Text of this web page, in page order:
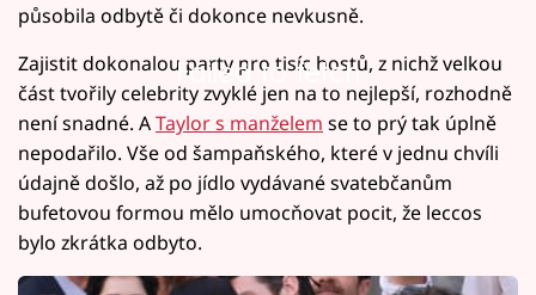
působila odbytě či dokonce nevkusně.
Failed to fetch
Zajistit dokonalou party pro tisíc hostů, z nichž velkou
část tvořily celebrity zvyklé jen na to nejlepší, rozhodně
není snadné. ATaylor s manželem se to prý tak úplně
nepodařilo. Vše od šampaňského, které v jednu chvíli
údajně došlo, až po jídlo vydávané svatebčanům
bufetovou formou mělo umocňovat pocit, že leccos
bylo zkrátka odbyto.